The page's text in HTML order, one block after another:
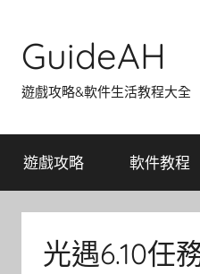
content
GuideAH
遊戲攻略&軟件生活教程大全
遊戲攻略 軟件教程
光遇6.10任